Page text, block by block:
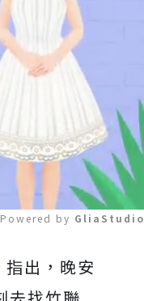
Mute
Powered by
出，晚安